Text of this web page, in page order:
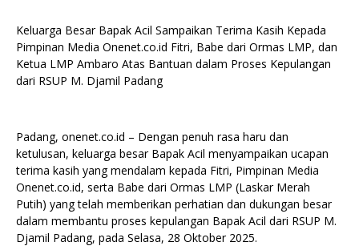
Keluarga Besar Bapak Acil Sampaikan Terima Kasih Kepada
Pimpinan Media Onenet.co.id Fitri, Babe dari Ormas LMP, dan
Ketua LMP Ambaro Atas Bantuan dalam Proses Kepulangan
dari RSUP M. Djamil Padang
Padang, onenet.co.id – Dengan penuh rasa haru dan
ketulusan, keluarga besar Bapak Acil menyampaikan ucapan
terima kasih yang mendalam kepada Fitri, Pimpinan Media
Onenet.co.id, serta Babe dari Ormas LMP (Laskar Merah
Putih) yang telah memberikan perhatian dan dukungan besar
dalam membantu proses kepulangan Bapak Acil dari RSUP M.
Djamil Padang, pada Selasa, 28 Oktober 2025.